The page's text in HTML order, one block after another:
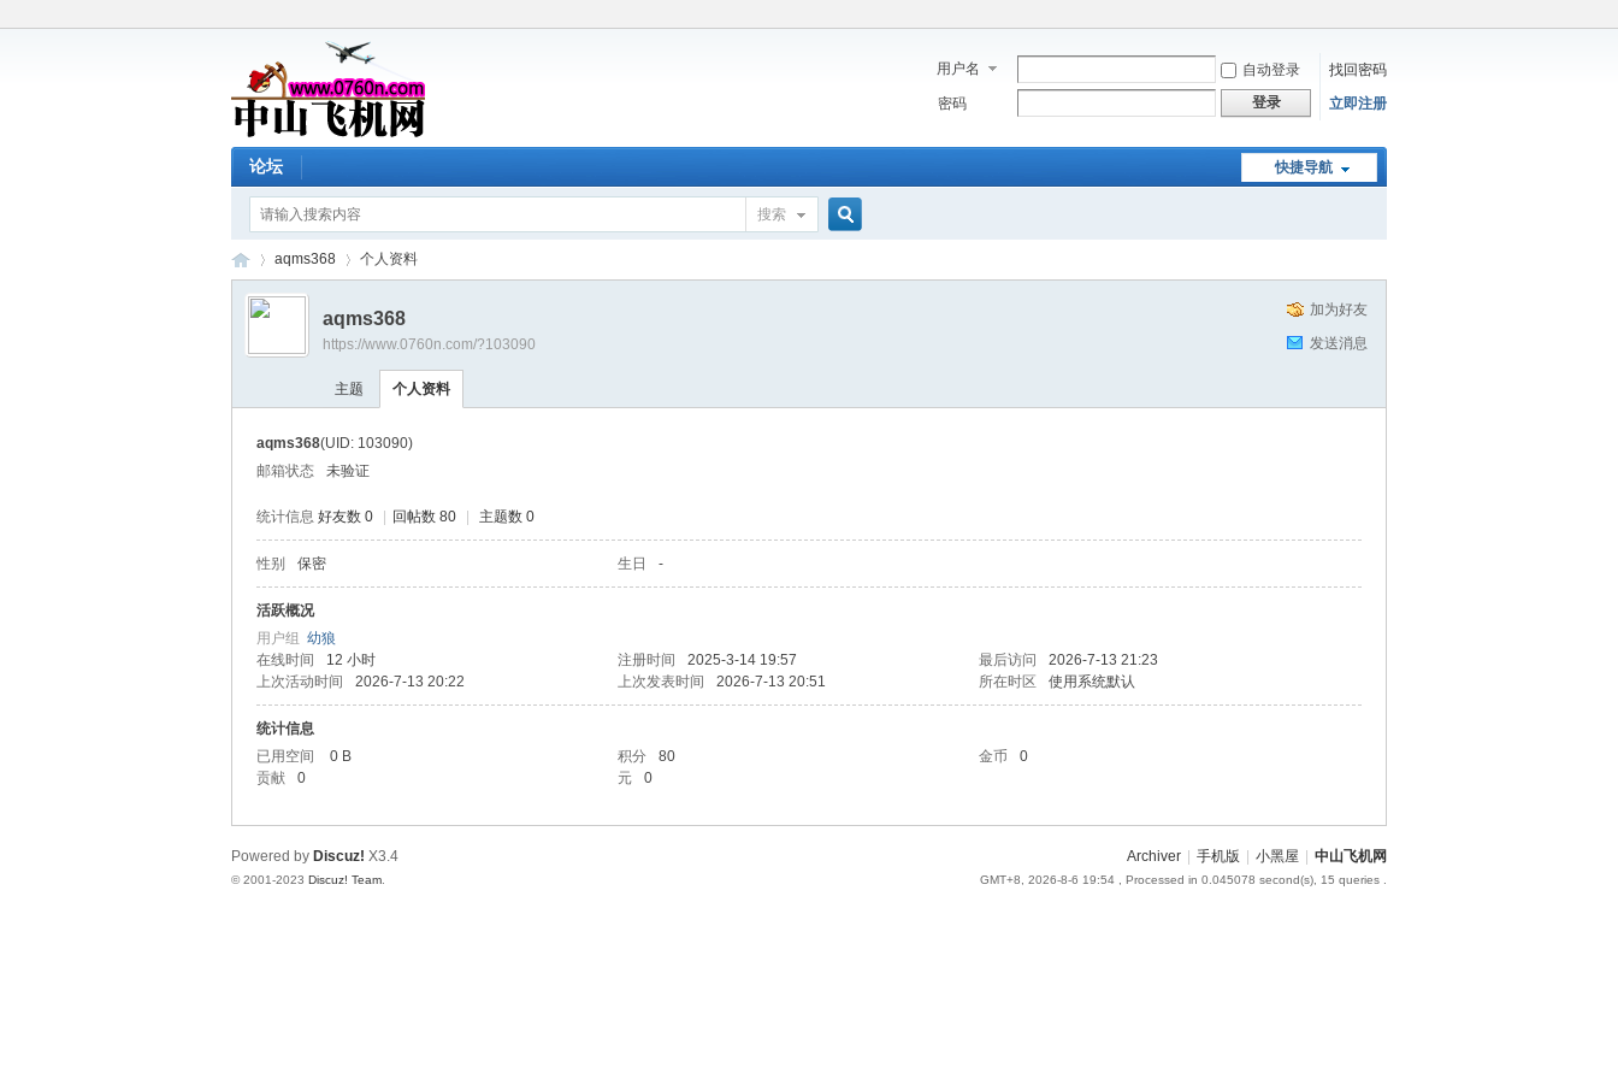
用户名 自动登录
找回密码
密码
登录 立即注册
快捷导航
论坛
搜索
›
aqms368 个人资料
加为好友
发送消息
aqms368
https://www.0760n.com/?103090
主题 个人资料
aqms368(UID: 103090)
邮箱状态
未验证
统计信息 好友数 0 回帖数 80 主题数 0
性别 保密 生日 -
活跃概况
用户组 幼狼
在线时间
12 小时 注册时间 2025-3-14 19:57 最后访问
2026-7-13 21:23
上次活动时间
2026-7-13 20:22 上次发表时间 2026-7-13 20:51 所在时区 使用系统默认
统计信息
已用空间
0 B 积分 80 金币
0
贡献
0 元 0
Archiver 手机版 小黑屋 中山飞机网
GMT+8, 2026-8-6 19:54 , Processed in 0.045078 second(s), 15 queries .
Powered by Discuz! X3.4
© 2001-2023 Discuz! Team